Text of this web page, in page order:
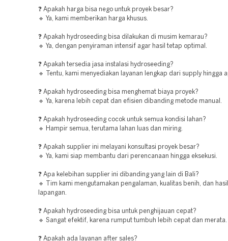
❓ Apakah harga bisa nego untuk proyek besar?
🔹 Ya, kami memberikan harga khusus.
❓ Apakah hydroseeding bisa dilakukan di musim kemarau?
🔹 Ya, dengan penyiraman intensif agar hasil tetap optimal.
❓ Apakah tersedia jasa instalasi hydroseeding?
🔹 Tentu, kami menyediakan layanan lengkap dari supply hingga
❓ Apakah hydroseeding bisa menghemat biaya proyek?
🔹 Ya, karena lebih cepat dan efisien dibanding metode manual.
❓ Apakah hydroseeding cocok untuk semua kondisi lahan?
🔹 Hampir semua, terutama lahan luas dan miring.
❓ Apakah supplier ini melayani konsultasi proyek besar?
🔹 Ya, kami siap membantu dari perencanaan hingga eksekusi.
❓ Apa kelebihan supplier ini dibanding yang lain di Bali?
🔹 Tim kami mengutamakan pengalaman, kualitas benih, dan
lapangan.
❓ Apakah hydroseeding bisa untuk penghijauan cepat?
🔹 Sangat efektif, karena rumput tumbuh lebih cepat dan merata.
❓ Apakah ada layanan after sales?